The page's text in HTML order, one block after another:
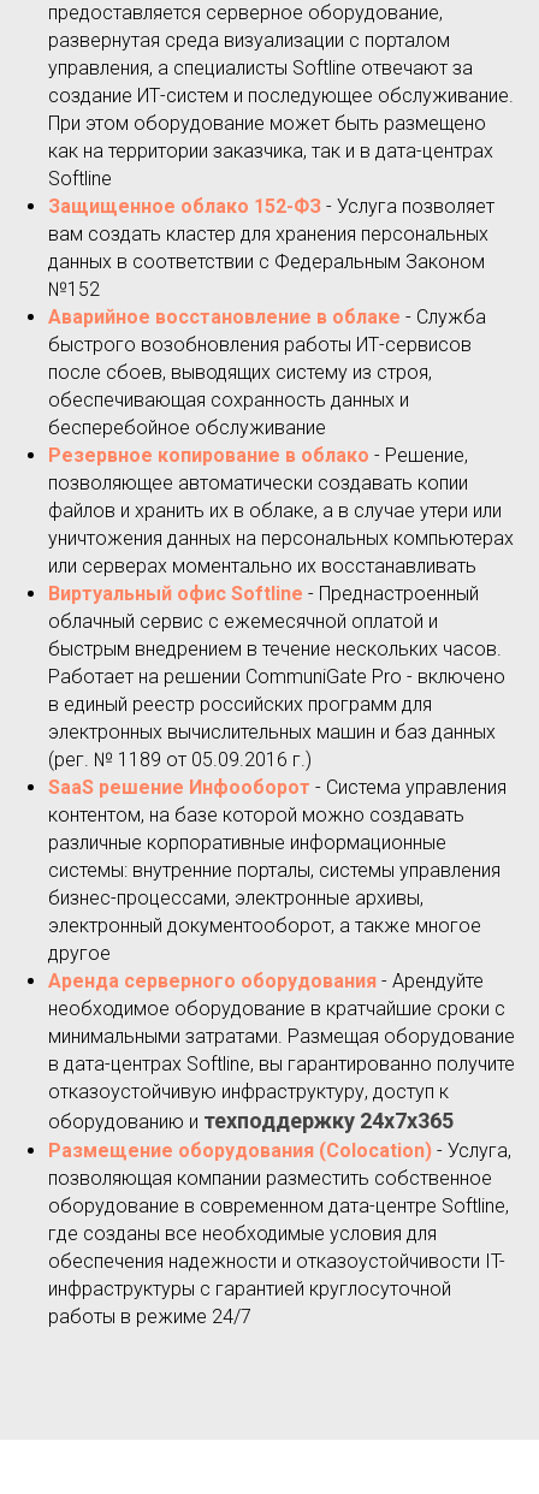
предоставляется серверное оборудование,
развернутая среда визуализации с порталом
управления, а специалисты Softline отвечают за
создание ИТ-систем и последующее обслуживание.
При этом оборудование может быть размещено
как на территории заказчика, так и в дата-центрах
Softline
Защищенное облако 152-ФЗ - Услуга позволяет
вам создать кластер для хранения персональных
данных в соответствии с Федеральным Законом
№152
Аварийное восстановле­ние в облаке - Cлужба
быстрого возобновления работы ИТ-сервисов
после сбоев, выводящих систему из строя,
обеспечивающая сохранность данных и
бесперебойное обслуживание
Резервное копирование в облако - Решение,
позволяющее автоматически создавать копии
файлов и хранить их в облаке, а в случае утери или
уничтожения данных на персональных компьютерах
или серверах моментально их восстанавливать
Виртуальный офис Softline - Преднастроенный
облачный сервис с ежемесячной оплатой и
быстрым внедрением в течение нескольких часов.
Работает на решении CommuniGate Pro - включено
в единый реестр российских программ для
электронных вычислительных машин и баз данных
(рег. № 1189 от 05.09.2016 г.)
SaaS решение Инфооборот - Cистема управления
контентом, на базе которой можно создавать
различные корпоративные информационные
системы: внутренние порталы, системы управления
бизнес-процессами, электронные архивы,
электронный документооборот, а также многое
другое
Аренда серверного оборудования - Арендуйте
необходимое оборудование в кратчайшие сроки с
минимальными затратами. Размещая оборудование
в дата-центрах Softline, вы гарантированно получите
отказоустойчивую инфраструктуру, доступ к
оборудованию и техподдержку 24x7x365
Размещение оборудования (Colocation) - Услуга,
позволяющая компании разместить собственное
оборудование в современном дата-центре Softline,
где созданы все необходимые условия для
обеспечения надежности и отказоустойчивости IT-
инфраструктуры с гарантией круглосуточной
работы в режиме 24/7